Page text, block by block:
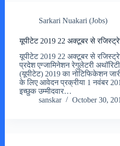
Sarkari Nuakari (Jobs)
यूपीटेट 2019 22 अक्टूबर से
यूपीटेट 2019 22 अक्टूबर से
प्रदेश एग्जामिनेशन रेगुलेटरी अथॉरिटी
(यूपीटेट) 2019 का नोटिफिकेशन
के लिए आवेदन प्रक्रीया 1 नवंबर
इच्छुक उम्मीदवार…
sanskar
October 30,